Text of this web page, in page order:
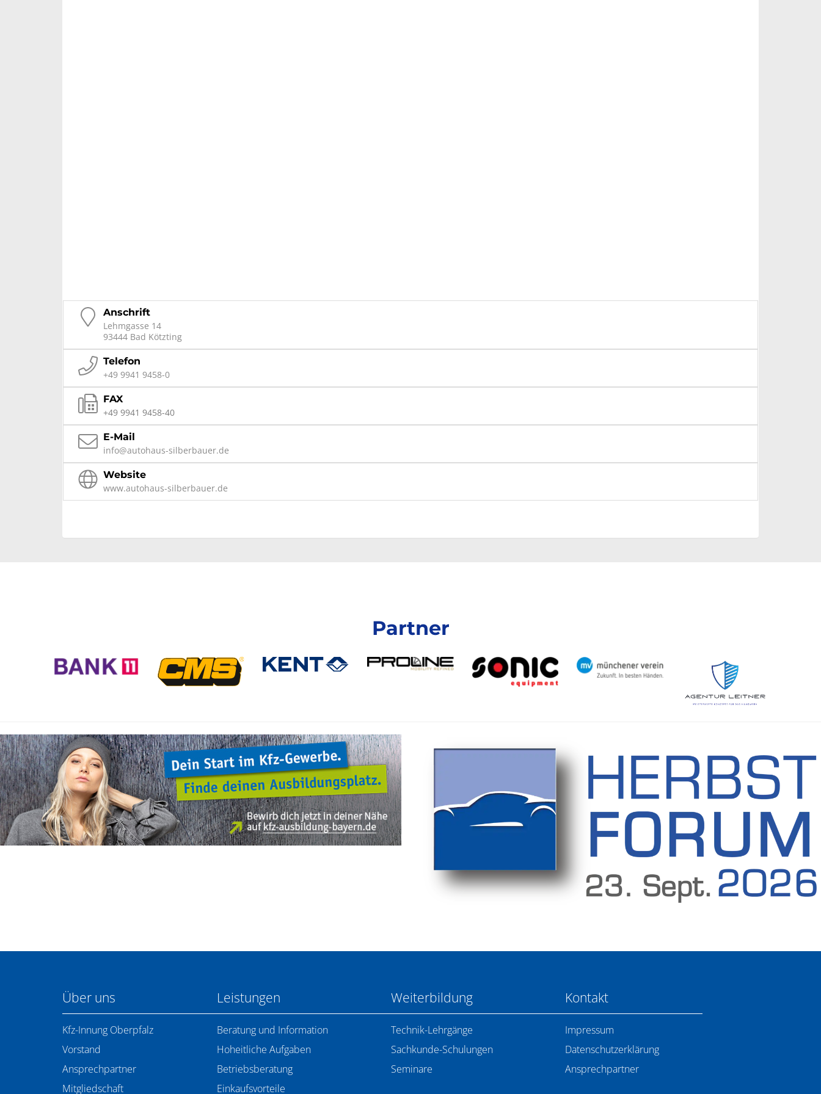
Anschrift
Lehmgasse 14
93444 Bad Kötzting
Telefon
+49 9941 9458-0
FAX
+49 9941 9458-40
E-Mail
info@autohaus-silberbauer.de
Website
www.autohaus-silberbauer.de
Partner
Über uns
Kfz-Innung Oberpfalz
Vorstand
Ansprechpartner
Mitgliedschaft
Leistungen
Beratung und Information
Hoheitliche Aufgaben
Betriebsberatung
Einkaufsvorteile
Weiterbildung
Technik-Lehrgänge
Sachkunde-Schulungen
Seminare
Kontakt
Impressum
Datenschutzerklärung
Ansprechpartner